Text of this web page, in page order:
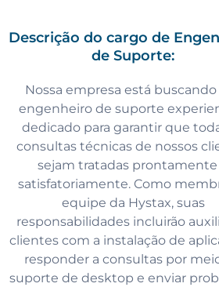
Descrição do cargo de
de Suporte:
Nossa empresa está
engenheiro de suporte
dedicado para garantir que
consultas técnicas de nossos
sejam tratadas prontamente
satisfatoriamente. Como
equipe da Hystax, suas
responsabilidades incluirão
clientes com a instalação de
responder a consultas por
suporte de desktop e enviar